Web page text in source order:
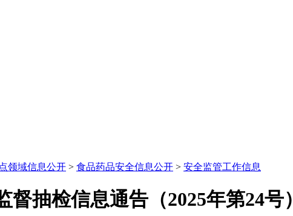
领域信息公开 > 食品药品安全信息公开 > 安全监管工作信息
抽检信息通告（2025年第24号）